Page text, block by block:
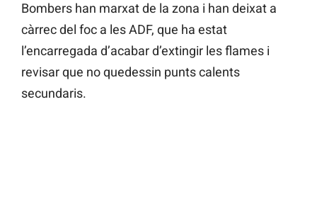
Bombers han marxat de la zona i han deixat a
càrrec del foc a les ADF, que ha estat
l’encarregada d’acabar d’extingir les flames i
revisar que no quedessin punts calents
secundaris.